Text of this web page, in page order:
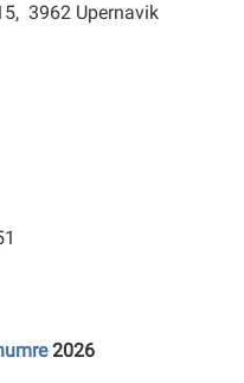
3962 Upernavik
2026